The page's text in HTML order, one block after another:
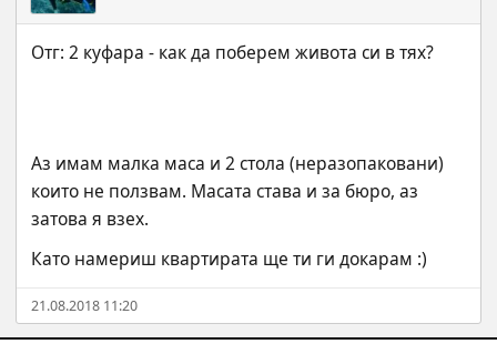
Аз имам малка маса и 2 стола (неразопаковани)
които не ползвам. Масата става и за бюро, аз
затова я взех.
Като намериш квартирата ще ти ги докарам :)
21.08.2018 11:20